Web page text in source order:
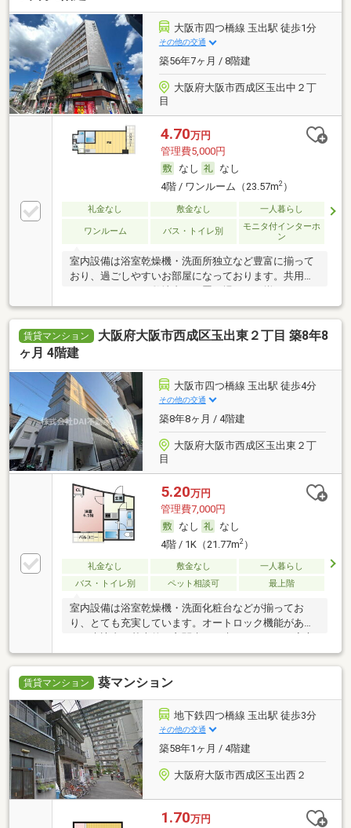
大阪市四つ橋線 玉出駅 徒歩1分
その他の交通
築56年7ヶ月 / 8階建
大阪府大阪市西成区玉出中２丁
目
4.70万円
管理費5,000円
なし
なし
4階 / ワンルーム（23.57m2）
礼金なし 敷金なし 一人暮らし
ワンルーム バス・トイレ別
モニタ付インターホ
ン
室内設備は浴室乾燥機・洗面所独立など豊富に揃って
おり、過ごしやすいお部屋になっております。共用部
にはエレベータ・敷地内ごみ置き場などが揃ってお
り、とても充実しています。収納はクロゼット・シュ
ーズボックスなど豊富なので、衣類や履き物の整理が
しやすく便利です。セキュリティ面は、オートロッ
ク・TVインターホンなどを備え付けているので安心し
です。機能性が高く広々お使い頂けるワンルームで
す。保護者の方も安心できるよう、管理人が巡回して
います。風通しが良い物件で快適な生活を。BS・CS
に加入することができます。全居室フローリングの物
件です。
賃貸マンション
大阪府大阪市西成区玉出東２丁目 築8年8
ヶ月 4階建
大阪市四つ橋線 玉出駅 徒歩4分
その他の交通
築8年8ヶ月 / 4階建
大阪府大阪市西成区玉出東２丁
目
5.20万円
管理費7,000円
なし
なし
4階 / 1K（21.77m2）
礼金なし 敷金なし
一人暮らし
バス・トイレ別
ペット相談可 最上階
室内設備は浴室乾燥機・洗面化粧台などが揃ってお
り、とても充実しています。オートロック機能がある
して生活できます。共用部にはゴミ出し24時間OK・宅
配ボックスなどが揃っており、とても充実していま
す。徒歩4分の位置に駅がある物件です。バルコニー
面積が4㎡ある物件です。インターネット無料なの
で、在宅のリモート授業やオンライン会議があるなど
学校生活や仕事上でインターネットが必要不可欠な方
におすすめです。駐輪場付き物件です。造りとデザイ
ンに関して、自信をもって情報を提供できるマンショ
ンです。2駅利用できる場所にあり、アクセスが便利
です。使いやすいシステムキッチンが用意されており
ます。
賃貸マンション 葵マンション
地下鉄四つ橋線 玉出駅 徒歩3分
その他の交通
築58年1ヶ月 / 4階建
大阪府大阪市西成区玉出西２
1.70万円